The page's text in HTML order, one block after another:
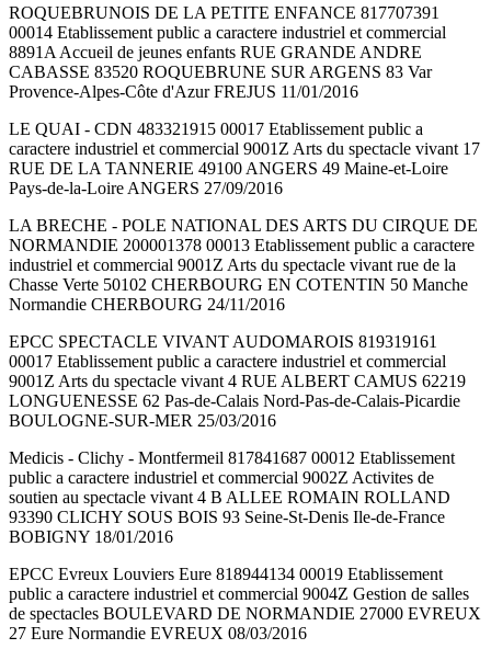
ROQUEBRUNOIS DE LA PETITE ENFANCE 817707391
00014 Etablissement public a caractere industriel et commercial
8891A Accueil de jeunes enfants RUE GRANDE ANDRE
CABASSE 83520 ROQUEBRUNE SUR ARGENS 83 Var
Provence-Alpes-Côte d'Azur FREJUS 11/01/2016
LE QUAI - CDN 483321915 00017 Etablissement public a
caractere industriel et commercial 9001Z Arts du spectacle vivant 17
RUE DE LA TANNERIE 49100 ANGERS 49 Maine-et-Loire
Pays-de-la-Loire ANGERS 27/09/2016
LA BRECHE - POLE NATIONAL DES ARTS DU CIRQUE DE
NORMANDIE 200001378 00013 Etablissement public a caractere
industriel et commercial 9001Z Arts du spectacle vivant rue de la
Chasse Verte 50102 CHERBOURG EN COTENTIN 50 Manche
Normandie CHERBOURG 24/11/2016
EPCC SPECTACLE VIVANT AUDOMAROIS 819319161
00017 Etablissement public a caractere industriel et commercial
9001Z Arts du spectacle vivant 4 RUE ALBERT CAMUS 62219
LONGUENESSE 62 Pas-de-Calais Nord-Pas-de-Calais-Picardie
BOULOGNE-SUR-MER 25/03/2016
Medicis - Clichy - Montfermeil 817841687 00012 Etablissement
public a caractere industriel et commercial 9002Z Activites de
soutien au spectacle vivant 4 B ALLEE ROMAIN ROLLAND
93390 CLICHY SOUS BOIS 93 Seine-St-Denis Ile-de-France
BOBIGNY 18/01/2016
EPCC Evreux Louviers Eure 818944134 00019 Etablissement
public a caractere industriel et commercial 9004Z Gestion de salles
de spectacles BOULEVARD DE NORMANDIE 27000 EVREUX
27 Eure Normandie EVREUX 08/03/2016